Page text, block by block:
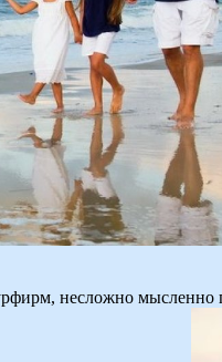
несложно мысленно